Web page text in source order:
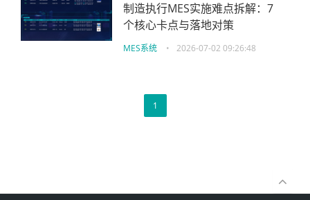
制造执行MES实施难点拆解：7
个核心卡点与落地对策
MES系统 • 2026-07-02 09:26:48
1